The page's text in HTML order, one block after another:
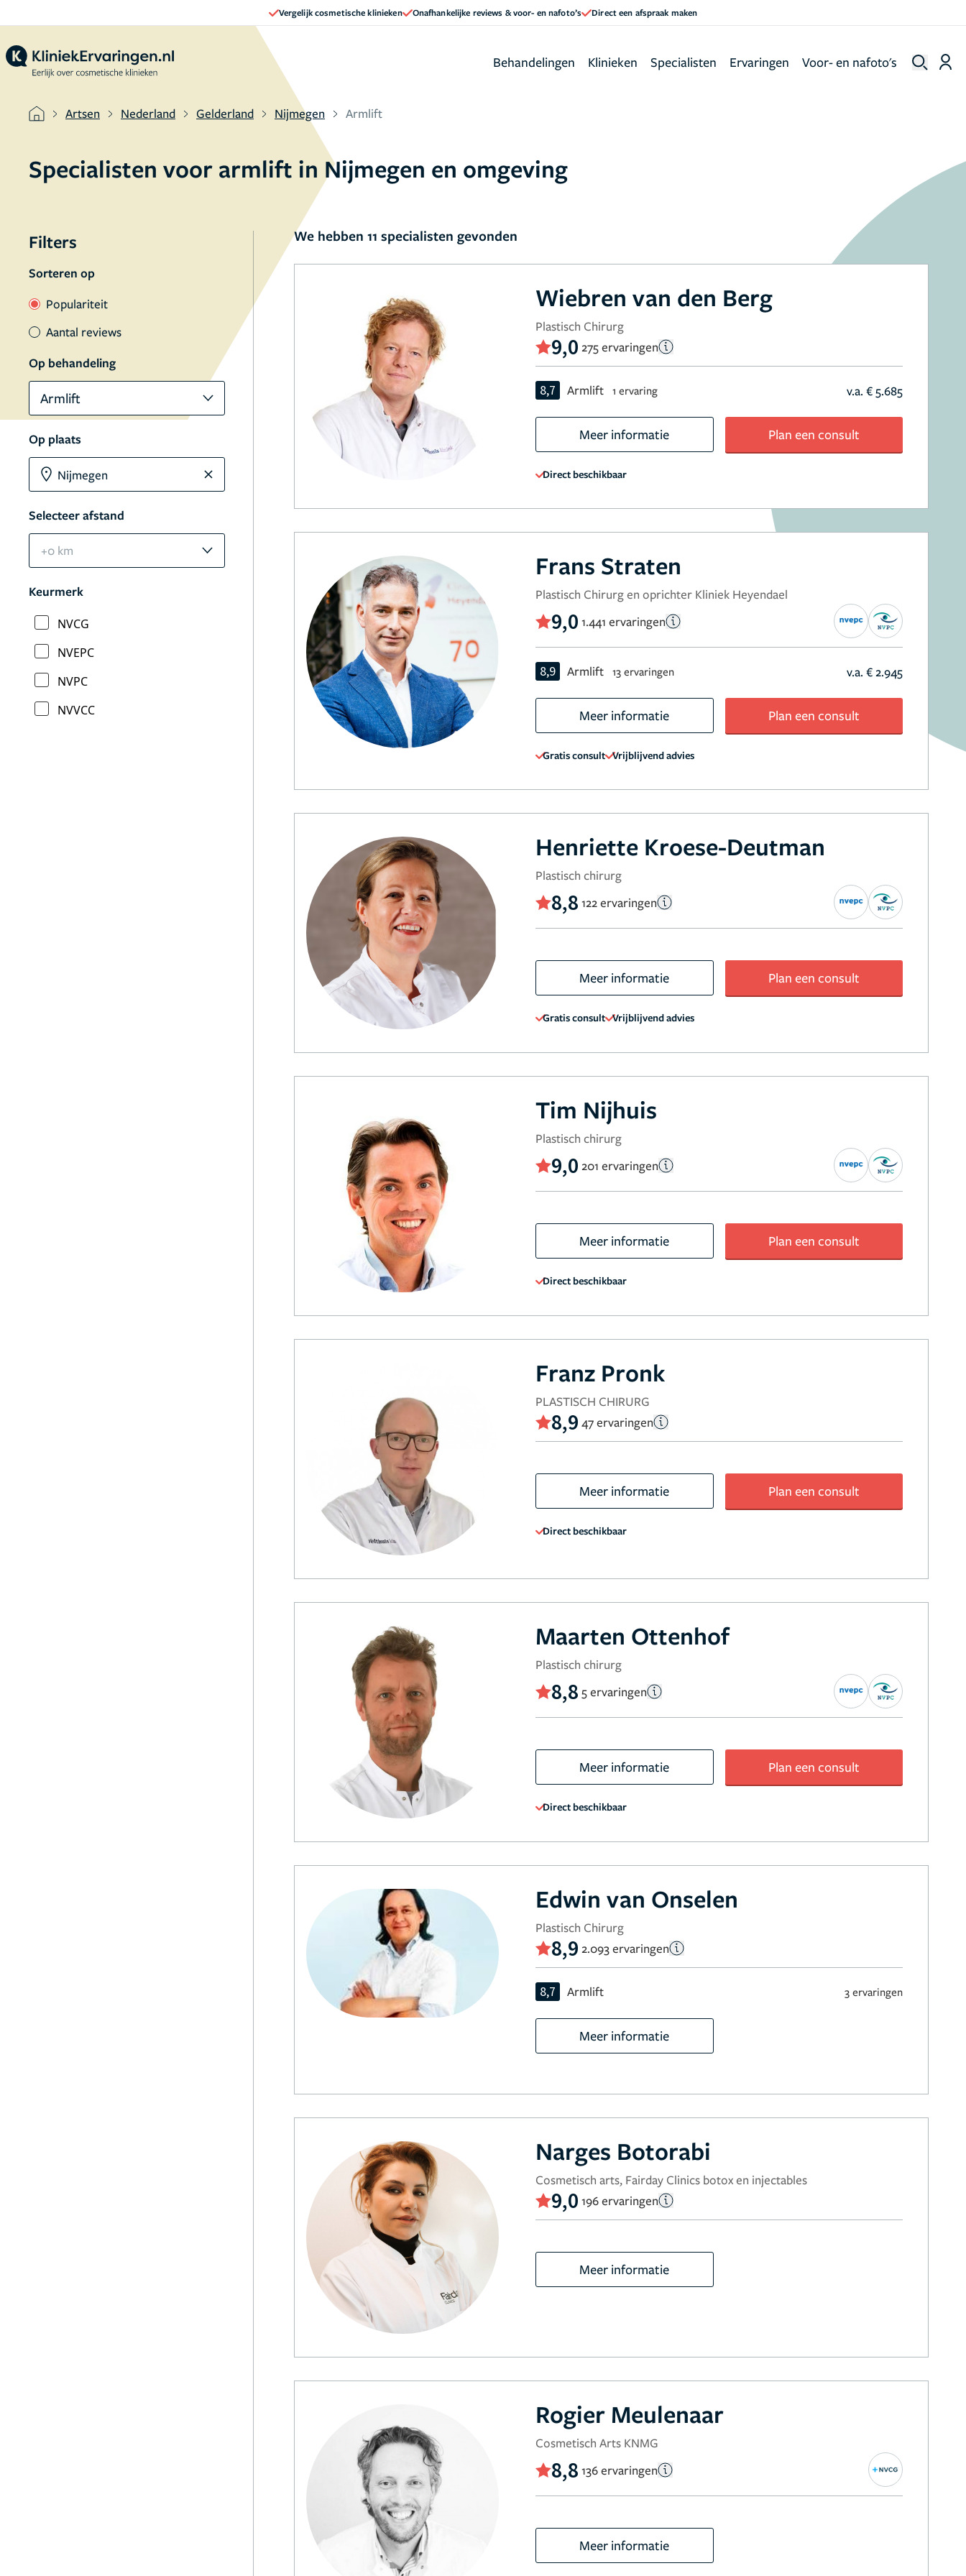
Vergelijk cosmetische klinieken Onafhankelijke reviews & voor- en nafoto’s Direct een afspraak maken
Behandelingen Klinieken Specialisten Ervaringen Voor- en nafoto's
Artsen Nederland Gelderland Nijmegen Armlift
Specialisten voor armlift in Nijmegen en omgeving
Filters
Sorteren op
Populariteit
Aantal reviews
Op behandeling
Armlift
Op plaats
Selecteer afstand
+0 km
Keurmerk
NVCG
NVEPC
NVPC
NVVCC
We hebben 11 specialisten gevonden
Wiebren van den Berg
Plastisch Chirurg
9,0 275 ervaringen
8,7 Armlift 1 ervaring v.a. € 5.685
Meer informatie Plan een consult
Direct beschikbaar
Frans Straten
Plastisch Chirurg en oprichter Kliniek Heyendael
9,0 1.441 ervaringen
8,9 Armlift 13 ervaringen v.a. € 2.945
Meer informatie Plan een consult
Gratis consult Vrijblijvend advies
Henriette Kroese-Deutman
Plastisch chirurg
8,8 122 ervaringen
Meer informatie Plan een consult
Gratis consult Vrijblijvend advies
Tim Nijhuis
Plastisch chirurg
9,0 201 ervaringen
Meer informatie Plan een consult
Direct beschikbaar
Franz Pronk
PLASTISCH CHIRURG
8,9 47 ervaringen
Meer informatie Plan een consult
Direct beschikbaar
Maarten Ottenhof
Plastisch chirurg
8,8 5 ervaringen
Meer informatie Plan een consult
Direct beschikbaar
Edwin van Onselen
Plastisch Chirurg
8,9 2.093 ervaringen
8,7 Armlift 3 ervaringen
Meer informatie
Narges Botorabi
Cosmetisch arts, Fairday Clinics botox en injectables
9,0 196 ervaringen
Meer informatie
Rogier Meulenaar
Cosmetisch Arts KNMG
8,8 136 ervaringen
Meer informatie